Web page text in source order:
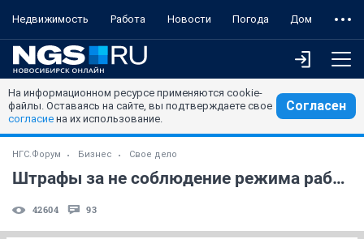
Недвижимость Работа Новости Погода Дом
На информационном ресурсе применяются cookie-
файлы. Оставаясь на сайте, вы подтверждаете свое
согласие на их использование.
Согласен
НГС.Форум Бизнес Свое дело
Штрафы за не соблюдение режима работы
42604 93